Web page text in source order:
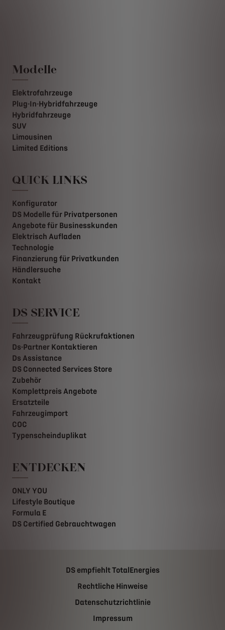
Modelle
Elektrofahrzeuge
Plug-In-Hybridfahrzeuge
Hybridfahrzeuge
SUV
Limousinen
Limited Editions
QUICK LINKS
Konfigurator
DS Modelle für Privatpersonen
Angebote für Businesskunden
Elektrisch Aufladen
Technologie
Finanzierung für Privatkunden
Händlersuche
Kontakt
DS SERVICE
Fahrzeugprüfung Rückrufaktionen
Ds-Partner Kontaktieren
Ds Assistance
DS Connected Services Store
Zubehör
Komplettpreis Angebote
Ersatzteile
Fahrzeugimport
COC
Typenscheinduplikat
ENTDECKEN
ONLY YOU
Lifestyle Boutique
Formula E
DS Certified Gebrauchtwagen
DS empfiehlt TotalEnergies
Rechtliche Hinweise
Datenschutzrichtlinie
Impressum